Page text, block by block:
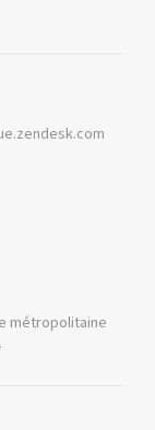
métropolitaine